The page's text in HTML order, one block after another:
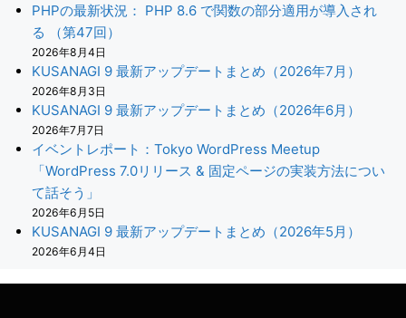
PHPの最新状況： PHP 8.6 で関数の部分適用が導入され
る （第47回）
2026年8月4日
KUSANAGI 9 最新アップデートまとめ（2026年7月）
2026年8月3日
KUSANAGI 9 最新アップデートまとめ（2026年6月）
2026年7月7日
イベントレポート：Tokyo WordPress Meetup
「WordPress 7.0リリース & 固定ページの実装方法につい
て話そう」
2026年6月5日
KUSANAGI 9 最新アップデートまとめ（2026年5月）
2026年6月4日